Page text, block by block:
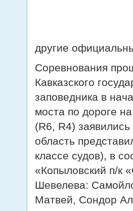
другие
Соревнования
Кавказского
заповедника в
моста по дороге
(R6, R4)
область
классе судов), в
«Копыловский п/
Шевелева:
Матвей, Сондор